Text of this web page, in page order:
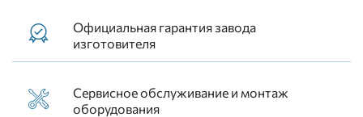
Официальная гарантия завода
изготовителя
Сервисное обслуживание и монтаж
оборудования